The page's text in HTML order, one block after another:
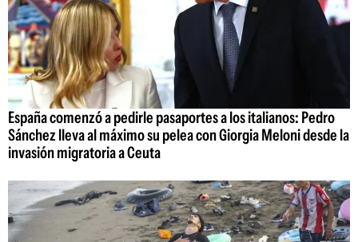
España comenzó a pedirle pasaportes a los italianos: Pedro
Sánchez lleva al máximo su pelea con Giorgia Meloni desde la
invasión migratoria a Ceuta